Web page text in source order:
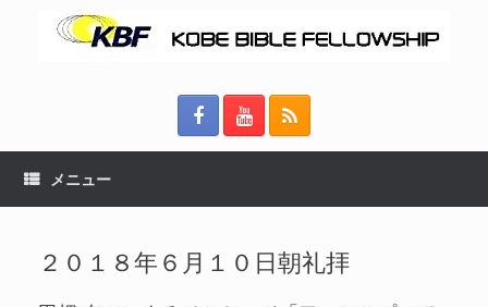
メニュー
２０１８年６月１０日朝礼拝